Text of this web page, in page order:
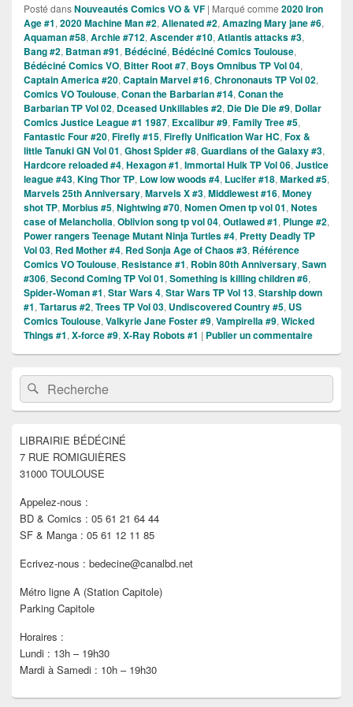
Posté dansNouveautés Comics VO & VF | Marqué comme 2020 Iron
Age #1, 2020 Machine Man #2, Alienated #2, Amazing Mary jane #6,
Aquaman #58, Archie #712, Ascender #10, Atlantis attacks #3,
Bang #2, Batman #91, Bédéciné, Bédéciné Comics Toulouse,
Bédéciné Comics VO, Bitter Root #7, Boys Omnibus TP Vol 04,
Captain America #20, Captain Marvel #16, Chrononauts TP Vol 02,
Comics VO Toulouse, Conan the Barbarian #14, Conan the
Barbarian TP Vol 02, Dceased Unkillables #2, Die Die Die #9, Dollar
Comics Justice League #1 1987, Excalibur #9, Family Tree #5,
Fantastic Four #20, Firefly #15, Firefly Unification War HC, Fox &
little Tanuki GN Vol 01, Ghost Spider #8, Guardians of the Galaxy #3,
Hardcore reloaded #4, Hexagon #1, Immortal Hulk TP Vol 06, Justice
league #43, King Thor TP, Low low woods #4, Lucifer #18, Marked #5,
Marvels 25th Anniversary, Marvels X #3, Middlewest #16, Money
shot TP, Morbius #5, Nightwing #70, Nomen Omen tp vol 01, Notes
case of Melancholia, Oblivion song tp vol 04, Outlawed #1, Plunge #2,
Power rangers Teenage Mutant Ninja Turtles #4, Pretty Deadly TP
Vol 03, Red Mother #4, Red Sonja Age of Chaos #3, Référence
Comics VO Toulouse, Resistance #1, Robin 80th Anniversary, Sawn
#306, Second Coming TP Vol 01, Something is killing children #6,
Spider-Woman #1, Star Wars 4, Star Wars TP Vol 13, Starship down
#1, Tartarus #2, Trees TP Vol 03, Undiscovered Country #5, US
Comics Toulouse, Valkyrie Jane Foster #9, Vampirella #9, Wicked
Things #1, X-force #9, X-Ray Robots #1 | Publier un commentaire
Zone
principale
de
widget
barre
latérale
Recherche :Rechercher
LIBRAIRIE BÉDÉCINÉ
7 RUE ROMIGUIÈRES
31000 TOULOUSE
Appelez-nous :
BD & Comics : 05 61 21 64 44
SF & Manga : 05 61 12 11 85
Ecrivez-nous : bedecine@canalbd.net
Métro ligne A (Station Capitole)
Parking Capitole
Horaires :
Lundi : 13h – 19h30
Mardi à Samedi : 10h – 19h30